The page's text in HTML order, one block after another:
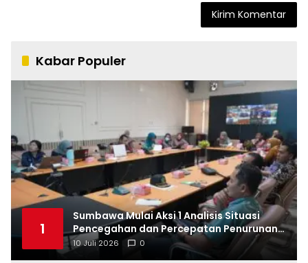
Kabar Populer
1
Sumbawa Mulai Aksi 1 Analisis Situasi
Pencegahan dan Percepatan Penurunan
Stunting Tahun 2026
10 Juli 2026 0